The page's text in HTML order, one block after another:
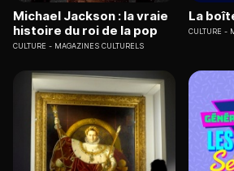
Michael Jackson : la vraie
histoire du roi de la pop
CULTURE MAGAZINES CULTURELS
La
CULTURE